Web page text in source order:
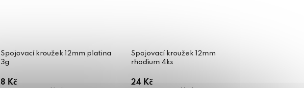
Spojovací kroužek 12mm platina
3g
8 Kč
Spojovací kroužek 12mm
rhodium 4ks
24 Kč